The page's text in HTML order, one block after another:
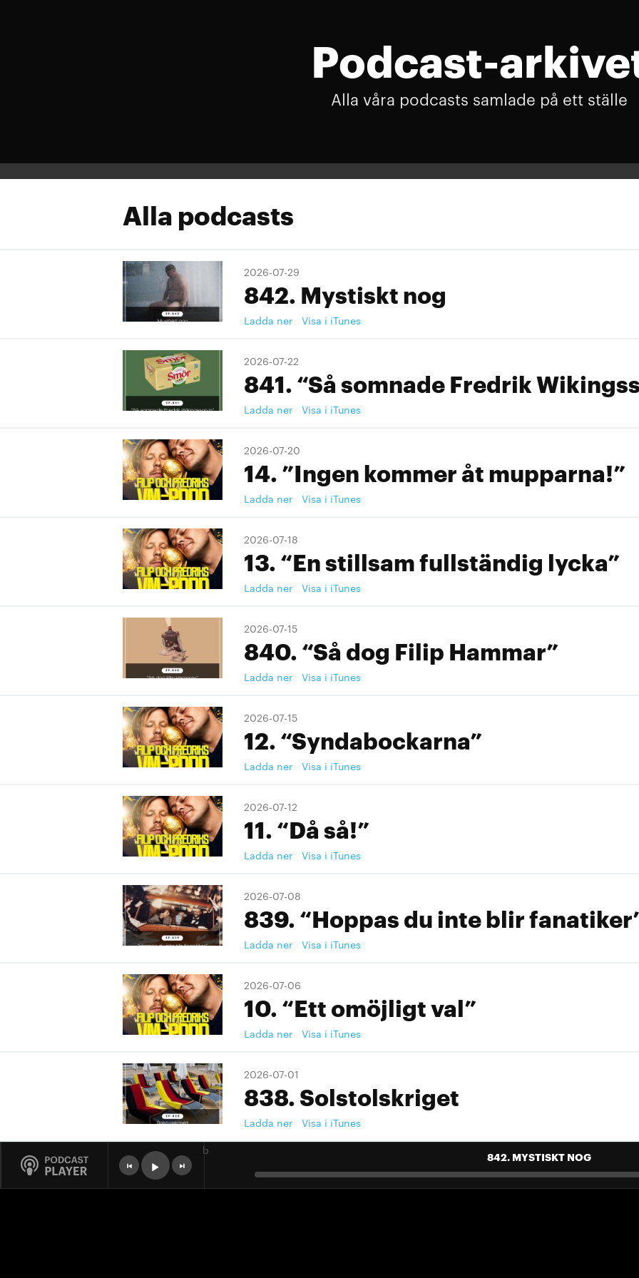
Podcast-
Alla våra podcasts samlade på ett ställe
Alla podcasts
2026-07-29
842. Mystiskt nog
Ladda ner Visa i iTunes
2026-07-22
841. “Så somnade Fredrik
Ladda ner Visa i iTunes
2026-07-20
14. ”Ingen kommer åt mupparna!”
Ladda ner Visa i iTunes
2026-07-18
13. “En stillsam fullständig lycka”
Ladda ner Visa i iTunes
2026-07-15
840. “Så dog Filip Hammar”
Ladda ner Visa i iTunes
2026-07-15
12. “Syndabockarna”
Ladda ner Visa i iTunes
2026-07-12
11. “Då så!”
Ladda ner Visa i iTunes
2026-07-08
839. “Hoppas du inte blir
Ladda ner Visa i iTunes
2026-07-06
10. “Ett omöjligt val”
Ladda ner Visa i iTunes
2026-07-01
838. Solstolskriget
Ladda ner Visa i iTunes
9. "Ett landslag att älska"
842. MYSTISKT NOG
b